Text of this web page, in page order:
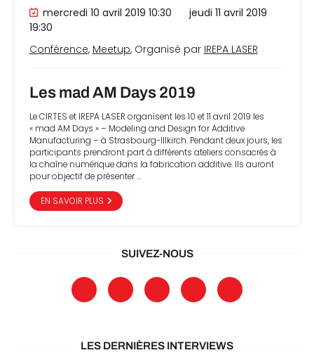
mercredi 10 avril 2019 10:30
jeudi 11 avril 2019
19:30
Conférence, Meetup, Organisé par IREPA LASER
Les mad AM Days 2019
Le CIRTES et IREPA LASER organisent les 10 et 11 avril 2019 les
« mad AM Days » – Modeling and Design for Additive
Manufacturing – à Strasbourg-Illkirch. Pendant deux jours, les
participants prendront part à différents ateliers consacrés à
la chaîne numérique dans la fabrication additive. Ils auront
pour objectif de présenter …
EN SAVOIR PLUS
SUIVEZ-NOUS
LES DERNIÈRES INTERVIEWS